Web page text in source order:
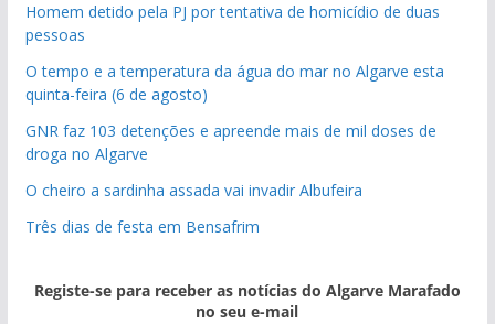
Homem detido pela PJ por tentativa de homicídio de duas
pessoas
O tempo e a temperatura da água do mar no Algarve esta
quinta-feira (6 de agosto)
GNR faz 103 detenções e apreende mais de mil doses de
droga no Algarve
O cheiro a sardinha assada vai invadir Albufeira
Três dias de festa em Bensafrim
Registe-se para receber as notícias do Algarve Marafado
no seu e-mail